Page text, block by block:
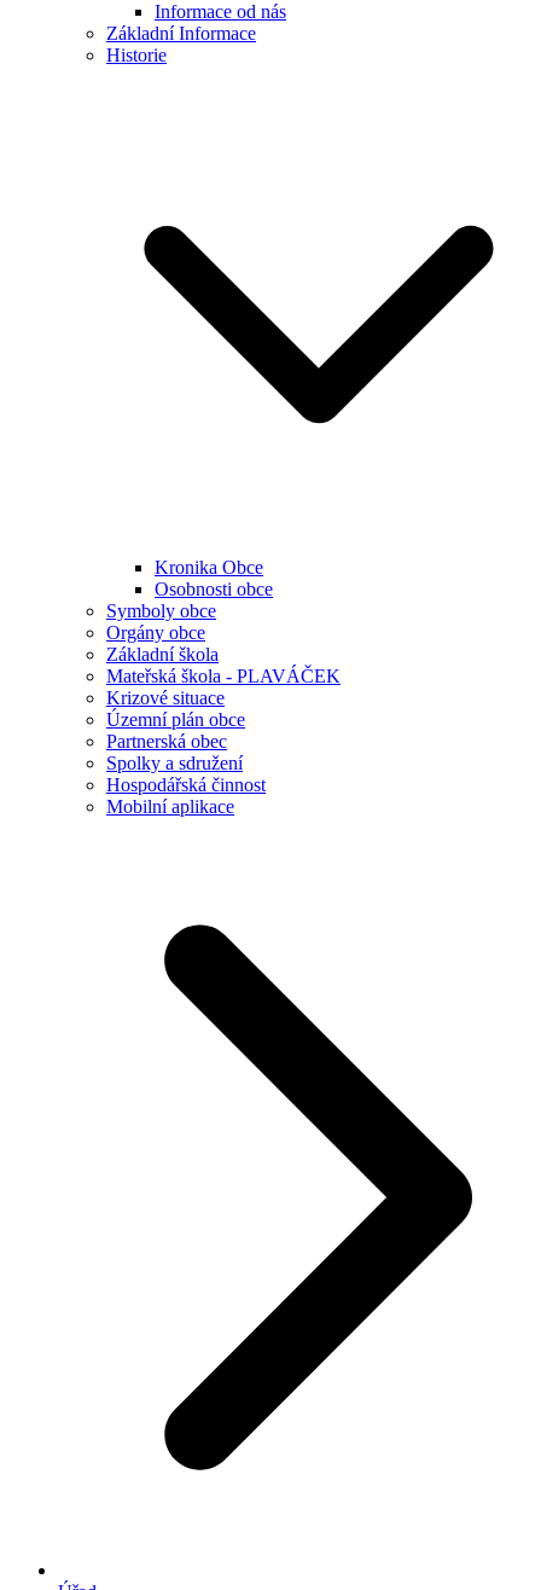
Informace od nás
Základní Informace
Historie
Kronika Obce
Osobnosti obce
Symboly obce
Orgány obce
Základní škola
Mateřská škola - PLAVÁČEK
Krizové situace
Územní plán obce
Partnerská obec
Spolky a sdružení
Hospodářská činnost
Mobilní aplikace